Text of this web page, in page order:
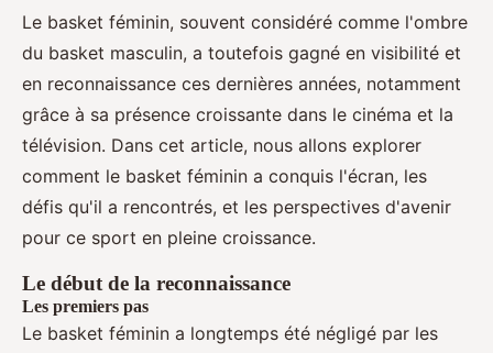
Paul•4 novembre 2024•6 min de lecture
Le basket féminin, souvent considéré comme l'ombre
du basket masculin, a toutefois gagné en visibilité et
en reconnaissance ces dernières années, notamment
grâce à sa présence croissante dans le cinéma et la
télévision. Dans cet article, nous allons explorer
comment le basket féminin a conquis l'écran, les
défis qu'il a rencontrés, et les perspectives d'avenir
pour ce sport en pleine croissance.
Le début de la reconnaissance
Les premiers pas
Le basket féminin a longtemps été négligé par les